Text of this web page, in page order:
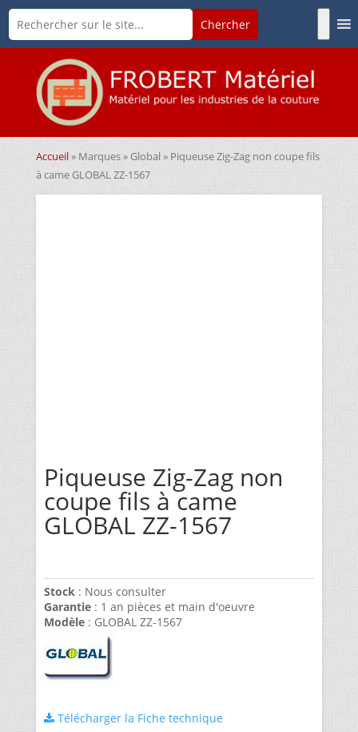
Accueil» Marques» Global» Piqueuse Zig-Zag non coupe fils
à came GLOBAL ZZ-1567
Piqueuse Zig-Zag non
coupe fils à came
GLOBAL ZZ-1567
Stock: Nous consulter
Garantie: 1 an pièces et main d'oeuvre
Modèle: GLOBAL ZZ-1567
Télécharger la Fiche technique